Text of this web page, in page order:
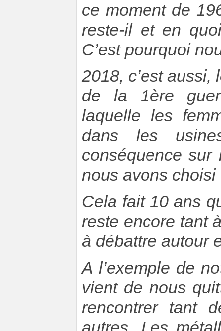
ce moment de
reste-il et en
C’est pourquoi
2018, c’est
de la 1ère
laquelle les
dans les
conséquence
nous avons choisi
Cela fait 10 ans
reste encore tant
à débattre autour
A l’exemple de
vient de nous
rencontrer tant
autres. Les